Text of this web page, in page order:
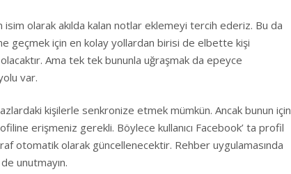
olarak akılda kalan notlar eklemeyi tercih ederiz. Bu da
geçmek için en kolay yollardan birisi de elbette kişi
Ama tek tek bununla uğraşmak da epeyce
var.
kişilerle senkronize etmek mümkün. Ancak bunun için
erişmeniz gerekli. Böylece kullanıcı Facebook’ ta profil
otomatik olarak güncellenecektir. Rehber uygulamasında
unutmayın.